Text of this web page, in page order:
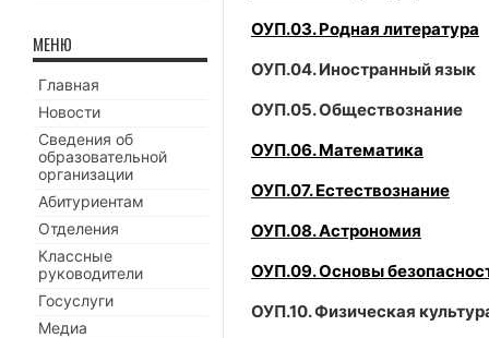
ОУП.03. Родная литература
ОУП.04. Иностранный язык
ОУП.05. Обществознание
ОУП.06. Математика
ОУП.07. Естествознание
ОУП.08. Астрономия
ОУП.09. Основы
ОУП.10. Физическая
МЕНЮ
Главная
Новости
Сведения об
образовательной
организации
Абитуриентам
Отделения
Классные
руководители
Госуслуги
Медиа